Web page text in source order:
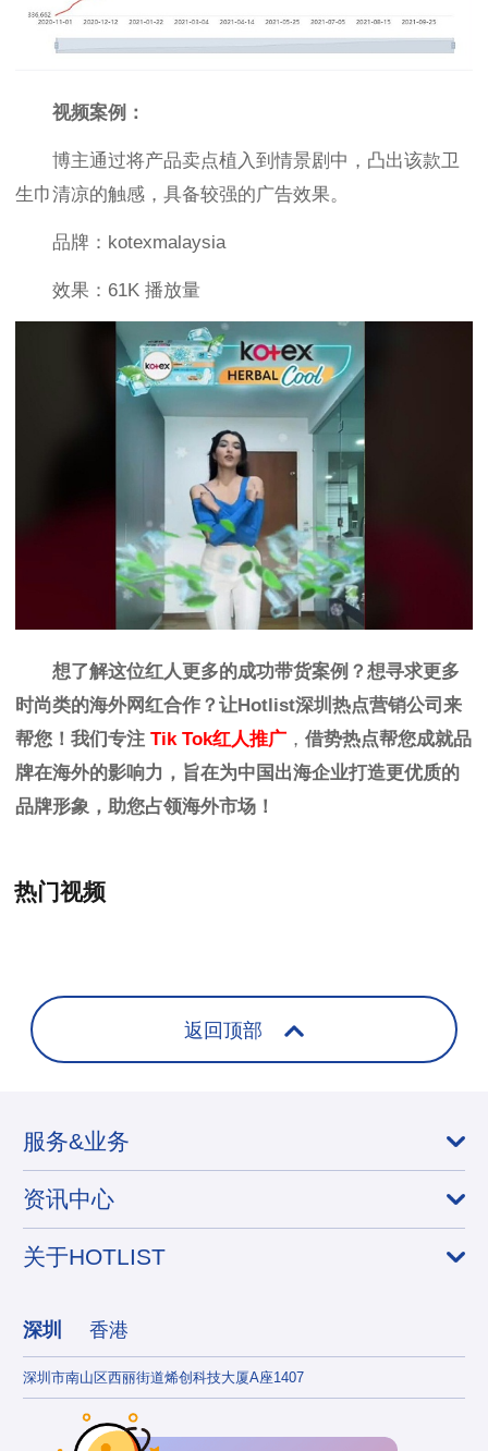
视频案例：
博主通过将产品卖点植入到情景剧中，凸出该款卫
生巾清凉的触感，具备较强的广告效果。
品牌：kotexmalaysia
效果：61K 播放量
想了解这位红人更多的成功带货案例？想寻求更多
时尚类的海外网红合作？让Hotlist深圳热点营销公司来
帮您！我们专注 Tik Tok红人推广 ， 借势热点帮您成就品
牌在海外的影响力，旨在为中国出海企业打造更优质的
品牌形象，助您占领海外市场！
热门视频
返回顶部
服务&业务
资讯中心
关于HOTLIST
深圳 香港
深圳市南山区西丽街道烯创科技大厦A座1407